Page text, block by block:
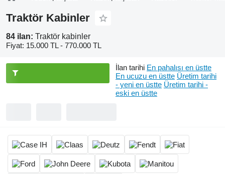
Traktör Kabinler
84 ilan: Traktör kabinler
Fiyat: 15.000 TL - 770.000 TL
İlan tarihi En pahalısı en üstte
En ucuzu en üstte Üretim tarihi
- yeni en üstte Üretim tarihi -
eski en üstte